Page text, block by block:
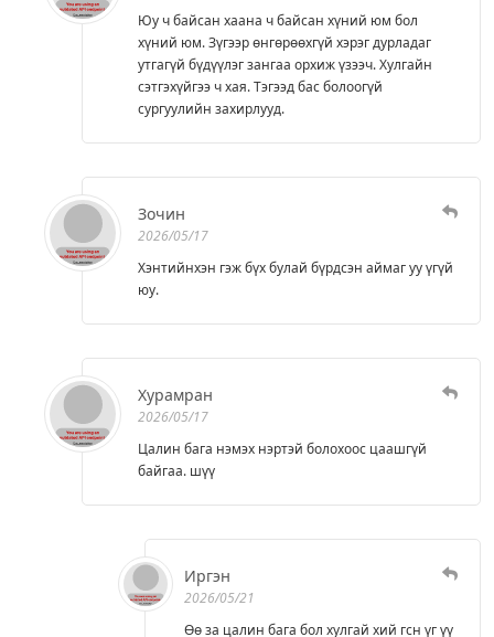
Юу ч байсан хаана ч байсан хүний юм бол
хүний юм. Зүгээр өнгөрөөхгүй хэрэг дурладаг
утгагүй бүдүүлэг зангаа орхиж үзээч. Хулгайн
сэтгэхүйгээ ч хая. Тэгээд бас болоогүй
сургуулийн захирлууд.
Зочин
2026/05/17
Хэнтийнхэн гэж бүх булай бүрдсэн аймаг уу үгүй
юу.
Хурамран
2026/05/17
Цалин бага нэмэх нэртэй болохоос цаашгүй
байгаа. шүү
Иргэн
2026/05/21
Өө за цалин бага бол хулгай хий гсн үг үү